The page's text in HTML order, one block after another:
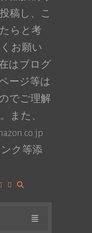
稿し、こ
らと考
お願い
はブログ
ージ等は
でご理解
また、
ク等添